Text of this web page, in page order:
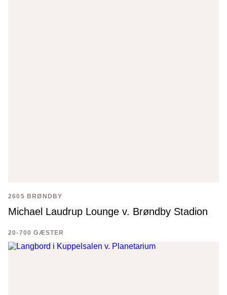
2605 BRØNDBY
Michael Laudrup Lounge v. Brøndby Stadion
20-700 GÆSTER